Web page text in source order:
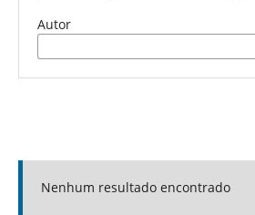
Autor
Nenhum resultado encontrado